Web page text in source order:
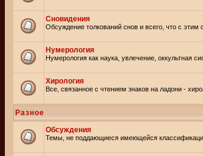
Сновидения
Обсуждение толкований снов и всего, что с этим
Нумерология
Нумерология как наука, увлечение, оккультная
Хирология
Все, связанное с чтением знаков на ладони -
Разное
Обсуждения
Темы, не поддающиеся имеющейся